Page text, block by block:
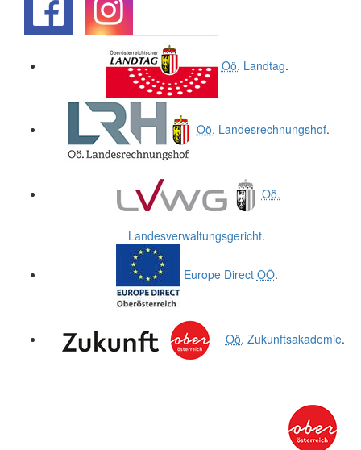
Oö. Landtag.
Oö. Landesrechnungshof.
Oö.
Landesverwaltungsgericht.
Europe Direct OÖ.
Oö. Zukunftsakademie.